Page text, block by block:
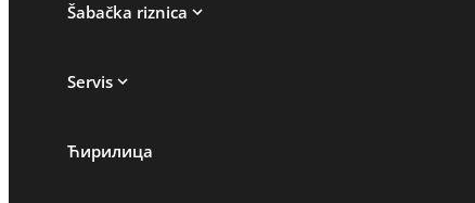
Šabačka riznica
Servis
Ћирилица